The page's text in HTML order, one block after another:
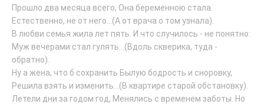
Прошло два месяца всего, Она беременною стала.
Естественно, не от него...(А от врача о том узнала).
В любви семья жила лет пять. И что случилось - не понятно:
Муж вечерами стал гулять...(Вдоль скверика, туда -
обратно).
Ну а жена, что б сохранить Былую бодрость и сноровку,
Решила взять и изменить...(В квартире старой обстановку).
Летели дни за годом год, Менялись с временем заботы. Но